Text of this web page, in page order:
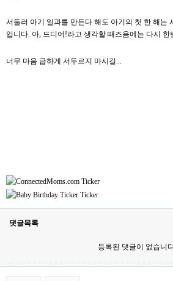
서둘러 아기 일과를 만든다 해도 아기의 첫 한 해는
입니다. 아, 드디어!라고 생각할 때즈음에는 다시 한
너무 마음 급하게 서두르지 마시길...
댓글목록
등록된 댓글이 없습니